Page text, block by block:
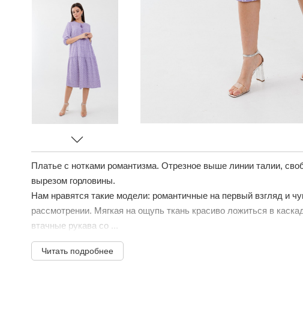
Платье с нотками романтизма. Отрезное выше линии талии,
вырезом горловины.
Нам нравятся такие модели: романтичные на первый взгляд и
рассмотрении. Мягкая на ощупь ткань красиво ложиться в
втачные рукава со ...
Читать подробнее